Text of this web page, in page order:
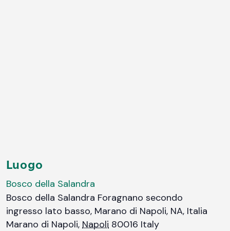
Luogo
Bosco della Salandra
Bosco della Salandra Foragnano secondo
ingresso lato basso, Marano di Napoli, NA, Italia
Marano di Napoli, Napoli 80016 Italy